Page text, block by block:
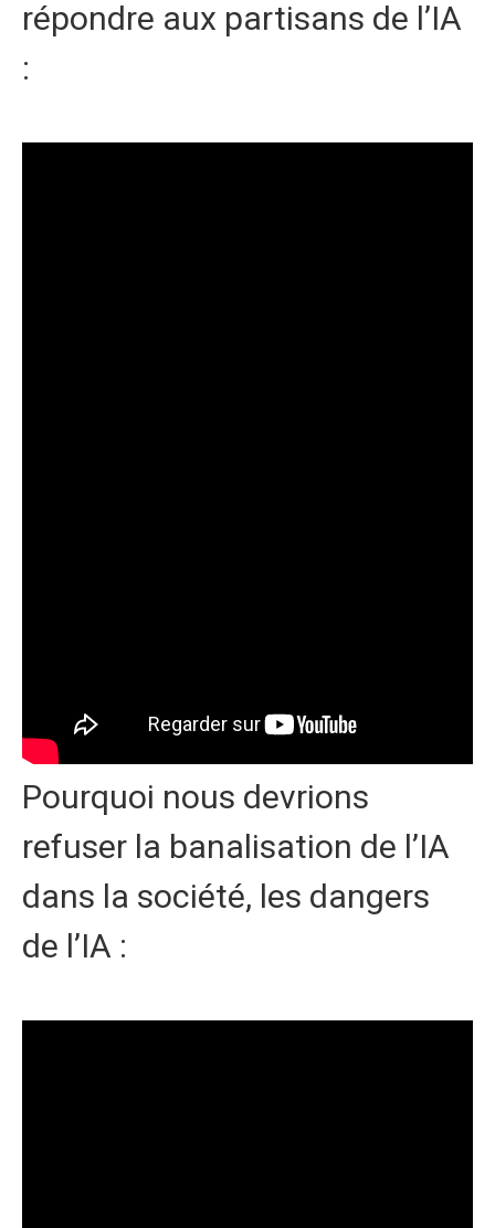
répondre aux partisans de l’IA
:
Pourquoi nous devrions
refuser la banalisation de l’IA
dans la société, les dangers
de l’IA :